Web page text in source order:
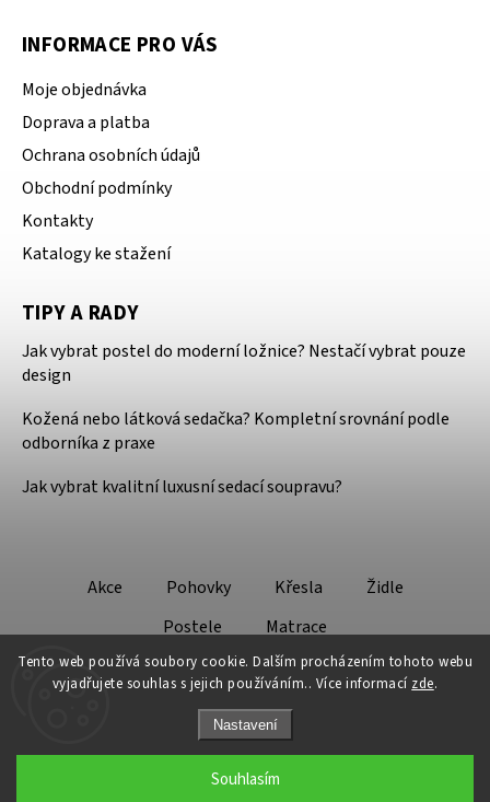
Tento web používá soubory cookie. Dalším procházením tohoto webu
vyjadřujete souhlas s jejich používáním.. Více informací zde.
Nastavení
Souhlasím
INFORMACE PRO VÁS
Moje objednávka
Doprava a platba
Ochrana osobních údajů
Obchodní podmínky
Kontakty
Katalogy ke stažení
TIPY A RADY
Jak vybrat postel do moderní ložnice? Nestačí vybrat pouze
design
Kožená nebo látková sedačka? Kompletní srovnání podle
odborníka z praxe
Jak vybrat kvalitní luxusní sedací soupravu?
Akce Pohovky Křesla
Židle
Postele
Matrace